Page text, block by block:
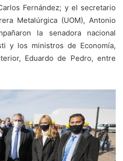
Fernández; y el secretario
Metalúrgica (UOM), Antonio
la senadora nacional
y los ministros de Economía,
Eduardo de Pedro, entre